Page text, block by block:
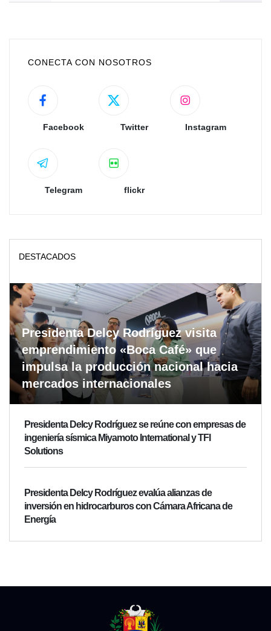
CONECTA CON NOSOTROS
Facebook Twitter Instagram
Telegram flickr
DESTACADOS
Presidenta Delcy Rodríguez visita
emprendimiento «Boca Café» que
impulsa la producción nacional hacia
mercados internacionales
Presidenta Delcy Rodríguez se reúne con empresas de
ingeniería sísmica Miyamoto International y TFI
Solutions
Presidenta Delcy Rodríguez evalúa alianzas de
inversión en hidrocarburos con Cámara Africana de
Energía